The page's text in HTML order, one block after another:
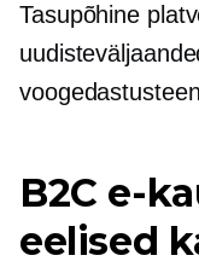
Tasupõhine
B2C e-
eelised